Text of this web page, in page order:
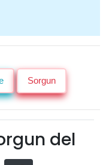
Sorgun
del